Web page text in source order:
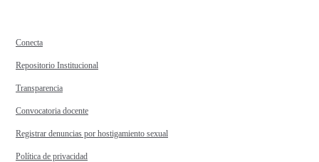
Conecta
Repositorio Institucional
Transparencia
Convocatoria docente
Registrar denuncias por hostigamiento sexual
Política de privacidad